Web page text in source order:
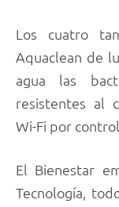
Los cuatro
Aquaclean de
agua las
resistentes al
Wi-Fi por
El Bienestar
Tecnología,